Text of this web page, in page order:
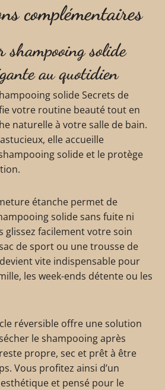
complémentaires
shampooing solide
au quotidien
solide Secrets de
votre routine beauté tout en
naturelle à votre salle de bain.
elle accueille
solide et le protège
étanche permet de
solide sans fuite ni
glissez facilement votre soin
de sport ou une trousse de
vite indispensable pour
les week-ends détente ou les
réversible offre une solution
le shampooing après
propre, sec et prêt à être
Vous profitez ainsi d’un
et pensé pour le